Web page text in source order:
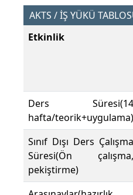
AKTS / İŞ YÜKÜ
Etkinlik
Ders Süresi(14
hafta/teorik+uygulama)
Sınıf Dışı Ders Çalışma
Süresi(Ön çalışma,
pekiştirme)